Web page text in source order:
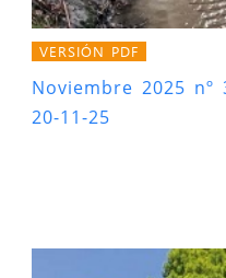
VERSIÓN PDF
Noviembre 2025 nº
20-11-25